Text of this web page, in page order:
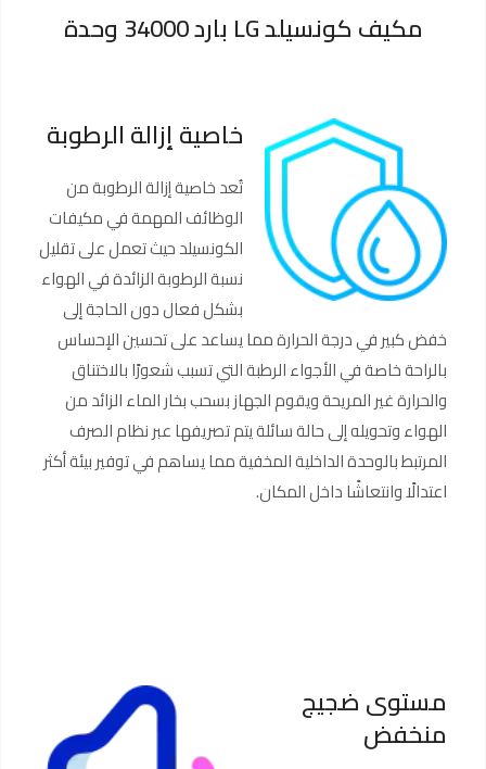
مكيف كونسيلد LG بارد 34000 وحدة
خاصية إزالة الرطوبة
تُعد خاصية إزالة الرطوبة من
الوظائف المهمة في مكيفات
الكونسيلد حيث تعمل على تقليل
نسبة الرطوبة الزائدة في الهواء
بشكل فعال دون الحاجة إلى
خفض كبير في درجة الحرارة مما يساعد على تحسين الإحساس
بالراحة خاصة في الأجواء الرطبة التي تسبب شعورًا بالاختناق
والحرارة غير المريحة ويقوم الجهاز بسحب بخار الماء الزائد من
الهواء وتحويله إلى حالة سائلة يتم تصريفها عبر نظام الصرف
المرتبط بالوحدة الداخلية المخفية مما يساهم في توفير بيئة أكثر
اعتدالًا وانتعاشًا داخل المكان.
مستوى ضجيج
منخفض